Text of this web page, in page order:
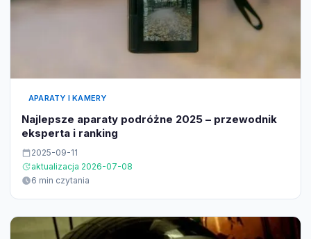
APARATY I KAMERY
Najlepsze aparaty podróżne 2025 – przewodnik
eksperta i ranking
2025-09-11
aktualizacja 2026-07-08
6 min czytania